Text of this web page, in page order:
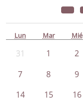
Lun Mar Mié
31 1 2
7
8 9
14
15 16